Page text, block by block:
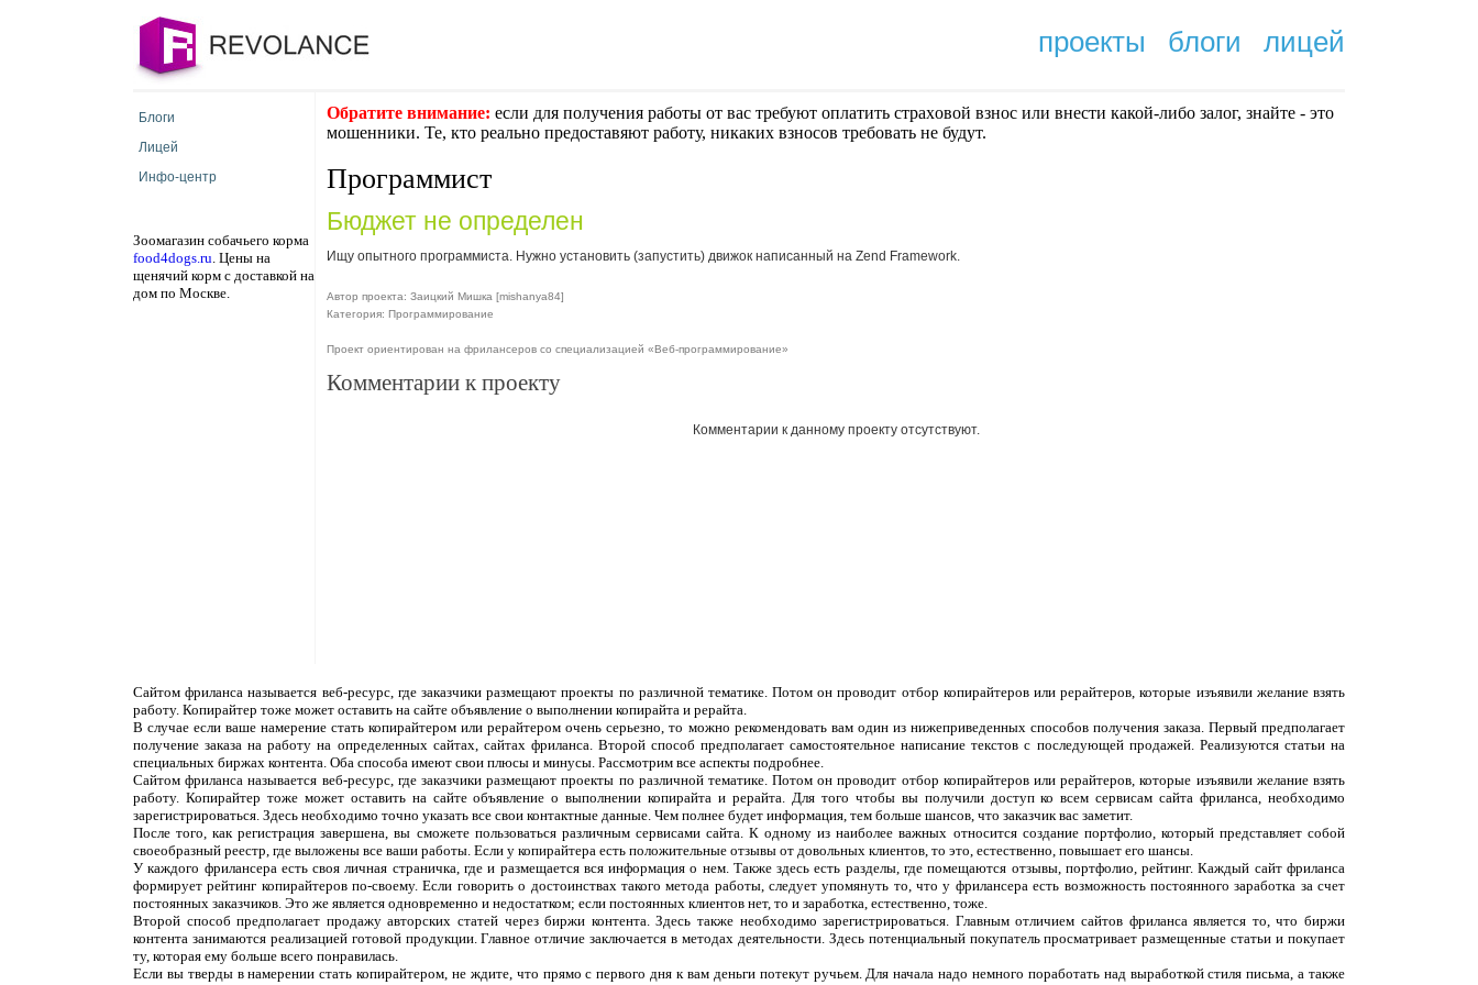
проекты блоги лицей
Блоги
Лицей
Инфо-центр
Зоомагазин собачьего корма
food4dogs.ru. Цены на
щенячий корм с доставкой на
дом по Москве.
Обратите внимание: если для получения работы от вас требуют оплaтить cтрaxoвoй взнoc или внести какой-либо залог, знайте - это
мошенники. Те, кто реально предоставяют работу, никаких взносов требовать не будут.
Программист
Бюджет не определен
Ищу опытного программиста. Нужно установить (запустить) движок написанный на Zend Framework.
Автор проекта: Заицкий Мишка [mishanya84]
Категория: Программирование
Проект ориентирован на фрилансеров со специализацией «Веб-программирование»
Комментарии к проекту
Комментарии к данному проекту отсутствуют.
Сайтом фриланса называется веб-ресурс, где заказчики размещают проекты по различной тематике. Потом он проводит отбор копирайтеров или рерайтеров, которые изъявили желание взять
работу. Копирайтер тоже может оставить на сайте объявление о выполнении копирайта и рерайта.
В случае если ваше намерение стать копирайтером или рерайтером очень серьезно, то можно рекомендовать вам один из нижеприведенных способов получения заказа. Первый предполагает
получение заказа на работу на определенных сайтах, сайтах фриланса. Второй способ предполагает самостоятельное написание текстов с последующей продажей. Реализуются статьи на
специальных биржах контента. Оба способа имеют свои плюсы и минусы. Рассмотрим все аспекты подробнее.
Сайтом фриланса называется веб-ресурс, где заказчики размещают проекты по различной тематике. Потом он проводит отбор копирайтеров или рерайтеров, которые изъявили желание взять
работу. Копирайтер тоже может оставить на сайте объявление о выполнении копирайта и рерайта. Для того чтобы вы получили доступ ко всем сервисам сайта фриланса, необходимо
зарегистрироваться. Здесь необходимо точно указать все свои контактные данные. Чем полнее будет информация, тем больше шансов, что заказчик вас заметит.
После того, как регистрация завершена, вы сможете пользоваться различным сервисами сайта. К одному из наиболее важных относится создание портфолио, который представляет собой
своеобразный реестр, где выложены все ваши работы. Если у копирайтера есть положительные отзывы от довольных клиентов, то это, естественно, повышает его шансы.
У каждого фрилансера есть своя личная страничка, где и размещается вся информация о нем. Также здесь есть разделы, где помещаются отзывы, портфолио, рейтинг. Каждый сайт фриланса
формирует рейтинг копирайтеров по-своему. Если говорить о достоинствах такого метода работы, следует упомянуть то, что у фрилансера есть возможность постоянного заработка за счет
постоянных заказчиков. Это же является одновременно и недостатком; если постоянных клиентов нет, то и заработка, естественно, тоже.
Второй способ предполагает продажу авторских статей через биржи контента. Здесь также необходимо зарегистрироваться. Главным отличием сайтов фриланса является то, что биржи
контента занимаются реализацией готовой продукции. Главное отличие заключается в методах деятельности. Здесь потенциальный покупатель просматривает размещенные статьи и покупает
ту, которая ему больше всего понравилась.
Если вы тверды в намерении стать копирайтером, не ждите, что прямо с первого дня к вам деньги потекут ручьем. Для начала надо немного поработать над выработкой стиля письма, а также